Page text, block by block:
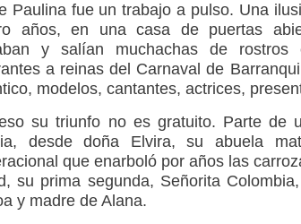
Paulina fue un trabajo a pulso. Una
años, en una casa de puertas
y salían muchachas de rostros
a reinas del Carnaval de
modelos, cantantes, actrices,
su triunfo no es gratuito. Parte de
desde doña Elvira, su abuela
que enarboló por años las
su prima segunda, Señorita
y madre de Alana.